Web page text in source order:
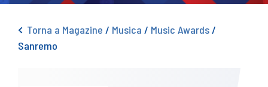
Torna a Magazine / Musica / Music Awards/
Sanremo